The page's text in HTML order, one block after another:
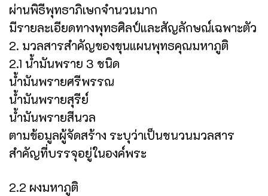
ผ่านพิธีพุทธาภิเษกจำนวนมาก
มีรายละเอียดทางพุทธศิลป์และสัญลักษณ์เฉพาะตัว
2. มวลสารสำคัญของขุนแผนพุทธคุณมหาภูติ
2.1 น้ำมันพราย 3 ชนิด
น้ำมันพรายศรีพรรณ
น้ำมันพรายสุรีย์
น้ำมันพรายสีนวล
ตามข้อมูลผู้จัดสร้าง ระบุว่าเป็นชนวนมวลสาร
สำคัญที่บรรจุอยู่ในองค์พระ
2.2 ผงมหาภูติ